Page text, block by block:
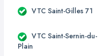
VTC Saint-Gilles 71
VTC Saint-Sernin-du-
Plain